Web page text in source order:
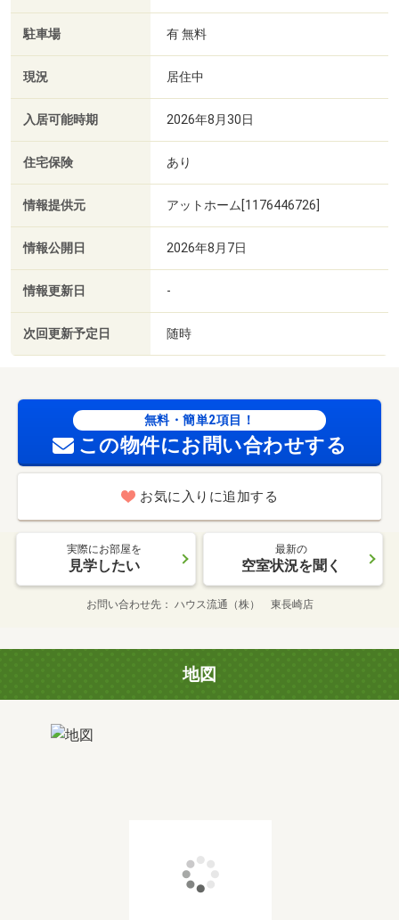
駐車場 有 無料
現況 居住中
入居可能時期 2026年8月30日
住宅保険 あり
情報提供元 アットホーム[1176446726]
情報公開日 2026年8月7日
情報更新日 -
次回更新予定日 随時
無料・簡単2項目！
この物件にお問い合わせする
お気に入りに追加する
実際にお部屋を
見学したい
最新の
空室状況を聞く
お問い合わせ先 ハウス流通（株） 東長崎店
地図